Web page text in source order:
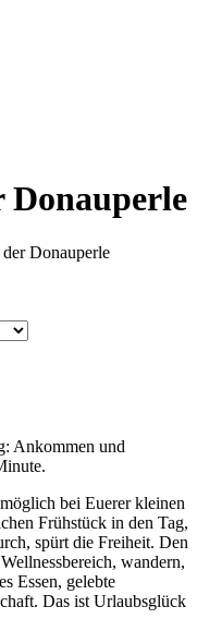
Donauperle
Ankommen und
bei Euerer kleinen
Frühstück in den Tag,
spürt die Freiheit. Den
wandern,
Essen, gelebte
Das ist Urlaubsglück